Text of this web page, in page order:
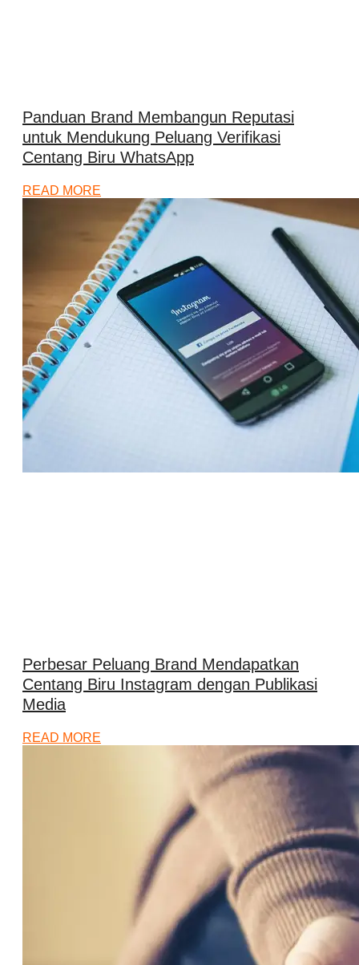
Panduan Brand Membangun Reputasi
untuk Mendukung Peluang Verifikasi
Centang Biru WhatsApp
READ MORE
Perbesar Peluang Brand Mendapatkan
Centang Biru Instagram dengan Publikasi
Media
READ MORE